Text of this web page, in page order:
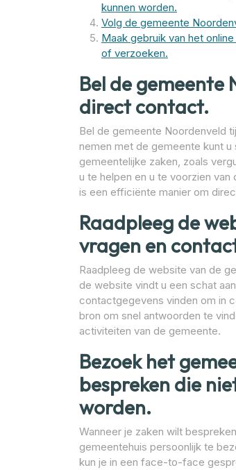
kunnen worden.
Volg de gemeente
Maak gebruik van het
of verzoeken.
Bel de
direct contact.
Bel de gemeente Noordenveld
nemen met de gemeente kunt
gemeentelijke zaken, zoals
u te helpen en u te voorzien
is een efficiënte manier om
Raadpleeg de
vragen en
Raadpleeg de website van de
de website vindt u een schat
contactgegevens vinden om in
bron om snel antwoorden te
activiteiten van de gemeente.
Bezoek het
bespreken die
worden.
Wanneer je zaken wilt
gemeentehuis persoonlijk te
kun je in een face-to-face